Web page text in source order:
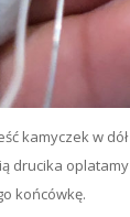
kamyczek w
drucika
końcówkę.